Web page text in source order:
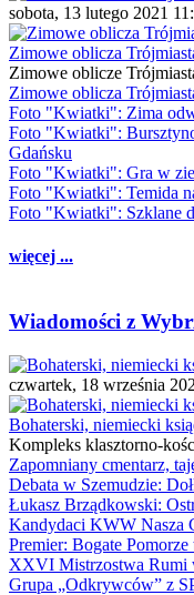
sobota, 13 lutego 2021
Zimowe oblicza
Zimowe oblicze
Zimowe oblicza
Foto "Kwiatki": Zima
Foto "Kwiatki":
Gdańsku
Foto "Kwiatki": Gra w
Foto "Kwiatki": Temida
Foto "Kwiatki": Szklane
więcej ...
Wiadomości z
czwartek, 18 września
Bohaterski, niemiecki
Kompleks klasztorno-
Zapomniany cmentarz,
Debata w Szemudzie:
Łukasz Brządkowski:
Kandydaci KWW Nasza
Premier: Bogate Pomorze
XXVI Mistrzostwa Rumi
Grupa „Odkrywców” z